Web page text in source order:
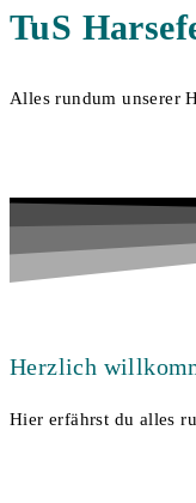
TuS
Alles rundum unserer
Herzlich
Hier erfährst du alles